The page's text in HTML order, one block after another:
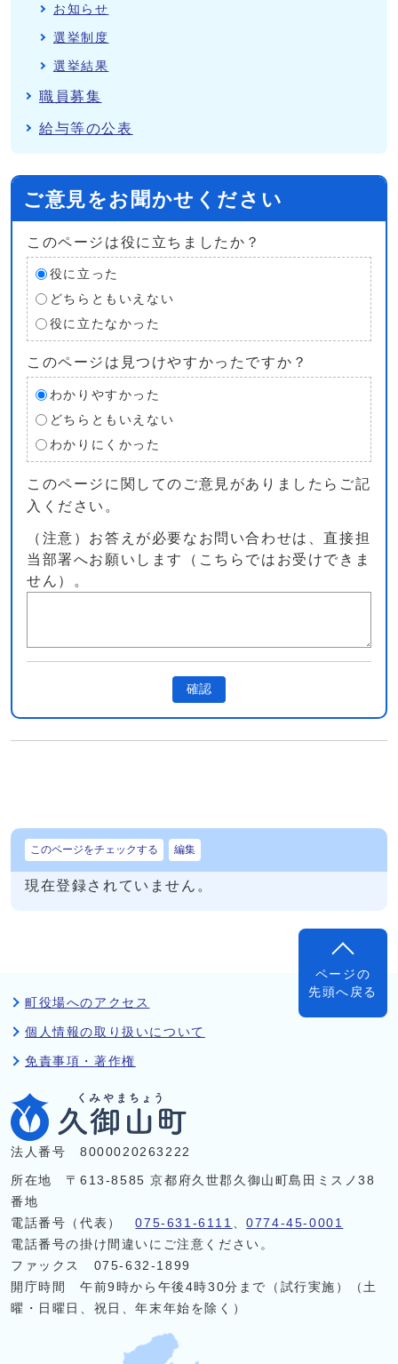
お知らせ
選挙制度
選挙結果
職員募集
給与等の公表
ご意見をお聞かせください
このページは役に立ちましたか？
役に立った
どちらともいえない
役に立たなかった
このページは見つけやすかったですか？
わかりやすかった
どちらともいえない
わかりにくかった
このページに関してのご意見がありましたらご記
入ください。
（注意）お答えが必要なお問い合わせは、直接担
当部署へお願いします（こちらではお受けできま
せん）。
確認
このページをチェックする 編集
現在登録されていません。
ページの
先頭へ戻る
町役場へのアクセス
個人情報の取り扱いについて
免責事項・著作権
法人番号 8000020263222
所在地 〒613-8585 京都府久世郡久御山町島田ミスノ38
番地
電話番号（代表）075-631-6111 、0774-45-0001
電話番号の掛け間違いにご注意ください。
ファックス 075-632-1899
開庁時間 午前9時から午後4時30分まで（試行実施）（土
曜・日曜日、祝日、年末年始を除く）